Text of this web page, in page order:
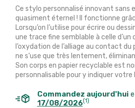
Ce stylo personnalisé innovant sans
quasiment éternel ! Il fonctionne
Lorsqu’on l’utilise pour écrire ou
une trace fine semblable à celle d’un
l’oxydation de l’alliage au contact
ne s’use que très lentement,
Son corps en papier recyclable est
personnalisable pour y indiquer votre
Commandez aujourd'hui
17/08/2026(1)